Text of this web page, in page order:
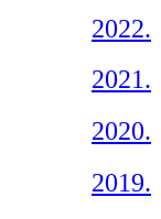
2022.
2021.
2020.
2019.